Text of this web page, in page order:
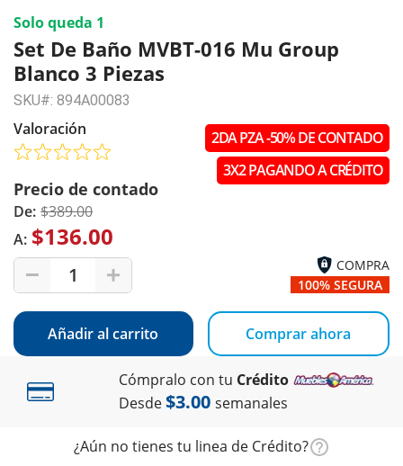
Solo queda 1
Set De Baño MVBT-016 Mu Group
Blanco 3 Piezas
SKU#: 894A00083
Valoración
Precio de contado
De: $389.00
A: $136.00
1
2DA PZA -50% DE CONTADO
3X2 PAGANDO A CRÉDITO
COMPRA
100% SEGURA
Añadir al carrito Comprar ahora
Cómpralo con tu Crédito
Desde$3.00 semanales
¿Aún no tienes tu linea de Crédito?